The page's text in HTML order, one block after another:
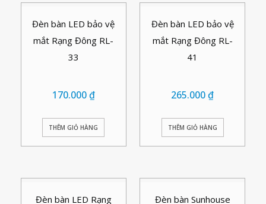
Đèn bàn LED bảo vệ
mắt Rạng Đông RL-
33
170.000₫
THÊM GIỎ HÀNG
Đèn bàn LED bảo vệ
mắt Rạng Đông RL-
41
265.000₫
THÊM GIỎ HÀNG
Đèn bàn LED Rạng
Đèn bàn Sunhouse